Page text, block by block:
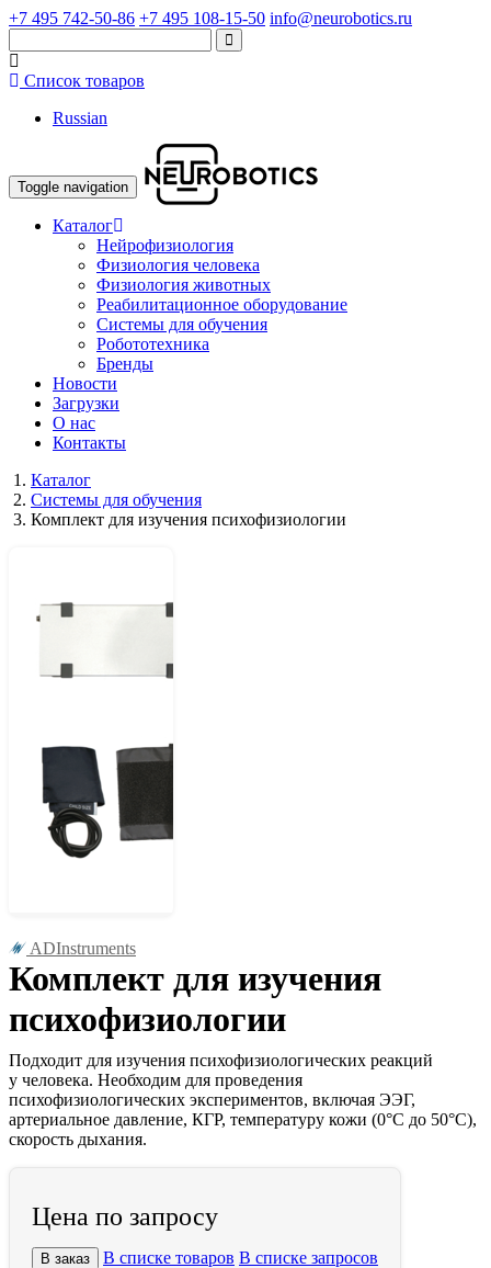
+7 495 742-50-86 +7 495 108-15-50 info@neurobotics.ru
Список товаров
Russian
Toggle navigation
Каталог
Нейрофизиология
Физиология человека
Физиология животных
Реабилитационное оборудование
Системы для обучения
Робототехника
Бренды
Новости
Загрузки
О нас
Контакты
Каталог
Системы для обучения
Комплект для изучения психофизиологии
ADInstruments
Комплект для изучения
психофизиологии
Подходит для изучения психофизиологических реакций
у человека. Необходим для проведения
психофизиологических экспериментов, включая ЭЭГ,
артериальное давление, КГР, температуру кожи (0°C до 50°C),
скорость дыхания.
Цена по запросу
В заказ В списке товаров В списке запросов